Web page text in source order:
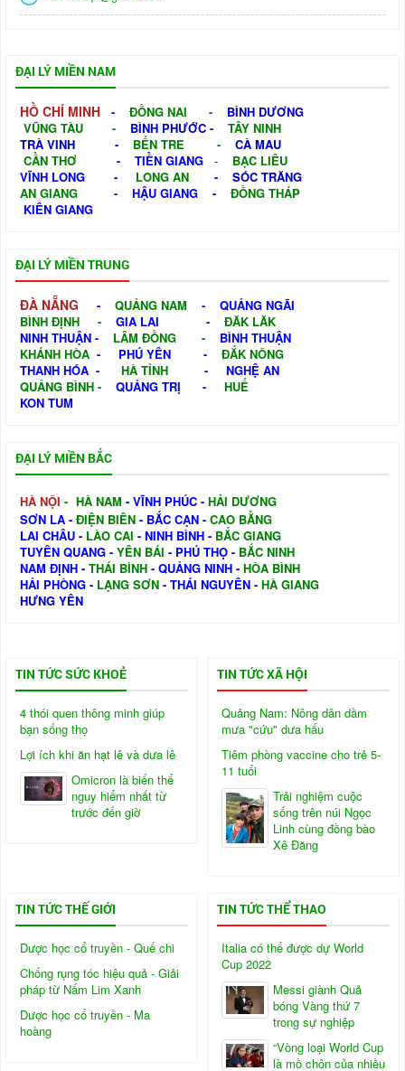
ĐẠI LÝ MIỀN NAM
HỒ CHÍ MINH - ĐỒNG NAI - BÌNH DƯƠNG
VŨNG TÀU - BÌNH PHƯỚC - TÂY NINH
TRÀ VINH - BẾN TRE - CÀ MAU
CẦN THƠ - TIỀN GIANG - BẠC LIÊU
VĨNH LONG
- LONG AN - SÓC TRĂNG
AN GIANG
- HẬU GIANG -
ĐỒNG THÁP
KIÊN GIANG
ĐẠI LÝ MIỀN TRUNG
ĐÀ NẴNG - QUẢNG NAM - QUẢNG NGÃI
BÌNH ĐỊNH
- GIA LAI - ĐĂK LĂK
NINH THUẬN - LÂM ĐỒNG - BÌNH THUẬN
KHÁNH HÒA - PHÚ YÊN -
ĐẮK NÔNG
THANH HÓA - HÀ TỈNH -
NGHỆ AN
QUẢNG BÌNH - QUẢNG TRỊ -
HUẾ
KON TUM
ĐẠI LÝ MIỀN BẮC
HÀ NỘI - HÀ NAM - VĨNH PHÚC - HẢI DƯƠNG
SƠN LA - ĐIỆN BIÊN - BẮC CẠN - CAO BẰNG
LAI CHÂU - LÀO CAI - NINH BÌNH - BẮC GIANG
TUYÊN QUANG - YÊN BÁI - PHÚ THỌ - BẮC NINH
NAM ĐỊNH - THÁI BÌNH - QUẢNG NINH - HÒA BÌNH
HẢI PHÒNG - LẠNG SƠN - THÁI NGUYÊN - HÀ GIANG
HƯNG YÊN
TIN TỨC SỨC KHOẺ
4 thói quen thông minh giúp
bạn sống thọ
Lợi ích khi ăn hạt lê và dưa lê
Omicron là biến thể
nguy hiểm nhất từ
trước đến giờ
TIN TỨC XÃ HỘI
Quảng Nam: Nông dân dầm
mưa "cứu" dưa hấu
Tiêm phòng vaccine cho trẻ 5-
11 tuổi
Trải nghiệm cuộc
sống trên núi Ngọc
Linh cùng đồng bào
Xê Đăng
TIN TỨC THẾ GIỚI
Dược học cổ truyền - Quế chi
Chống rụng tóc hiệu quả - Giải
pháp từ Nấm Lim Xanh
Dược học cổ truyền - Ma
hoàng
TIN TỨC THỂ THAO
Italia có thể được dự World
Cup 2022
Messi giành Quả
bóng Vàng thứ 7
trong sự nghiệp
“Vòng loại World Cup
là mồ chôn của nhiều